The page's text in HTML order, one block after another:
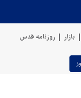
بازار روزنامه قدس